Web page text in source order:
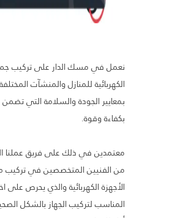
نعمل في مسك الدار على تركيب
الكهربائية للمنازل والمنشآت
بمعايير الجودة والسلامة التي تضمن
بكفاءة وقوة.
معتمدين في ذلك على فريق عملنا
من الفنيين المتخصصين في تركيب
الأجهزة الكهربائية والذي يحرص على
المناسب لتركيب الجهاز بالشكل